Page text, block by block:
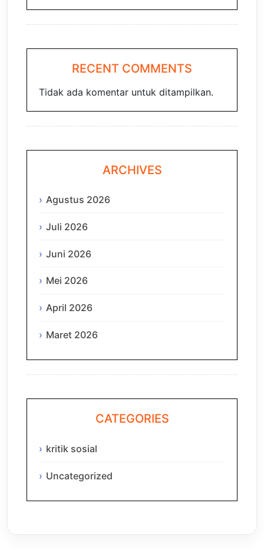
RECENT COMMENTS
Tidak ada komentar untuk ditampilkan.
ARCHIVES
Agustus 2026
Juli 2026
Juni 2026
Mei 2026
April 2026
Maret 2026
CATEGORIES
kritik sosial
Uncategorized